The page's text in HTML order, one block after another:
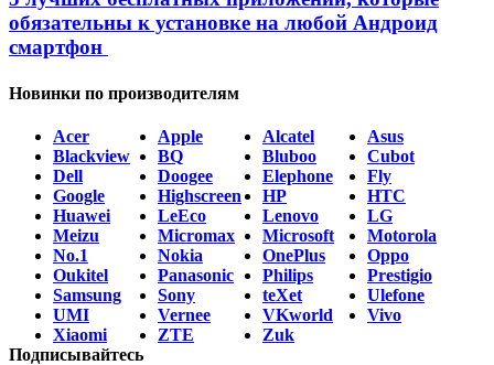
обязательны к установке на любой Андроид
смартфон
Новинки по производителям
Acer Apple Alcatel
Asus
Blackview
BQ Bluboo
Cubot
Dell
Doogee Elephone
Fly
Google
Highscreen HP
HTC
Huawei
LeEco Lenovo
LG
Meizu
Micromax Microsoft
Motorola
No.1
Nokia OnePlus
Oppo
Oukitel
Panasonic Philips
Prestigio
Samsung
Sony teXet
Ulefone
UMI
Vernee VKworld
Vivo
Xiaomi
ZTE
Zuk
Подписывайтесь